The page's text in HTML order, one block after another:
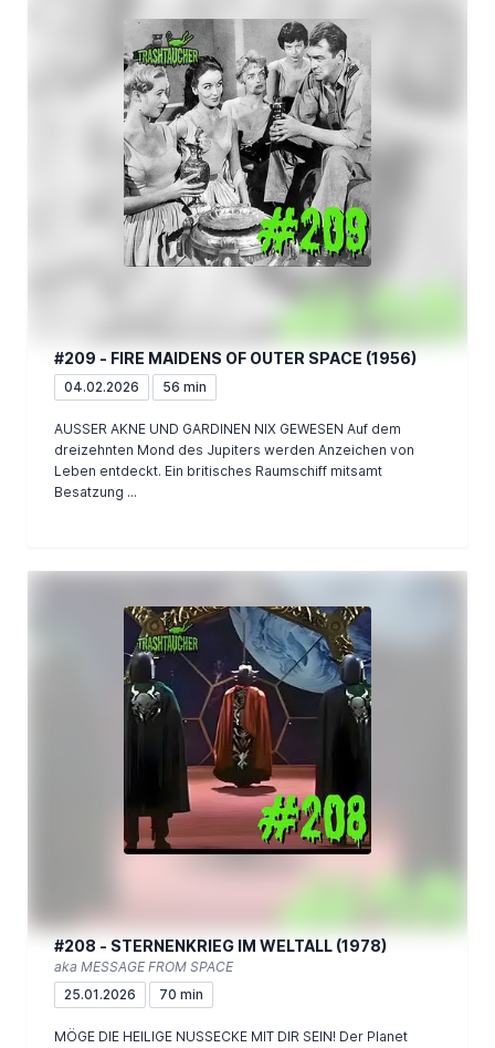
#209 - FIRE MAIDENS OF OUTER SPACE (1956)
04.02.2026 56 min
AUSSER AKNE UND GARDINEN NIX GEWESEN Auf dem
dreizehnten Mond des Jupiters werden Anzeichen von
Leben entdeckt. Ein britisches Raumschiff mitsamt
Besatzung ...
#208 - STERNENKRIEG IM WELTALL (1978)
aka MESSAGE FROM SPACE
25.01.2026
70 min
MÖGE DIE HEILIGE NUSSECKE MIT DIR SEIN! Der Planet